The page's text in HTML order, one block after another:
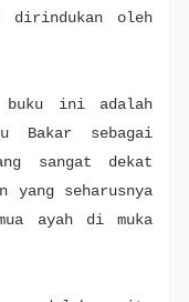
oleh
ini adalah
Bakar sebagai
sangat dekat
yang seharusnya
ayah di muka